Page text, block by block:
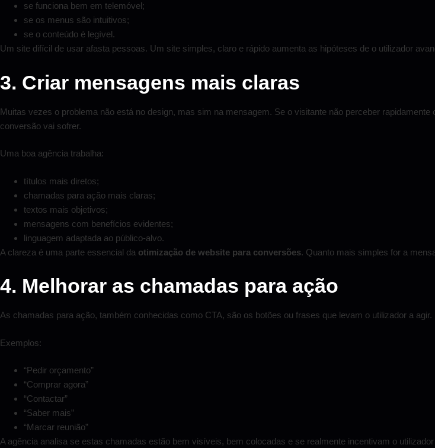
se funciona bem em telemóvel;
se os menus são intuitivos;
se o conteúdo é legível.
Um site difícil de usar afasta pessoas. Um site simples, claro e rápido aumenta as hipóteses de o utilizador
3. Criar mensagens mais claras
Muitas vezes o problema não está no design, mas sim na mensagem. Se o visitante não perceber
conversão vai sofrer.
Uma boa agência trabalha:
títulos mais diretos;
chamadas para ação mais claras;
textos mais objetivos;
mensagens com benefícios evidentes;
linguagem adaptada ao público-alvo.
A clareza é uma parte essencial da otimização de website para conversões. Quanto mais simples for a
4. Melhorar as chamadas para ação
As chamadas para ação, também conhecidas como CTA, são os botões ou frases que levam o utilizador a agir.
Exemplos:
“Pedir orçamento”
“Comprar agora”
“Contactar”
“Saber mais”
“Marcar reunião”
A agência analisa se estas chamadas estão bem visíveis, bem colocadas e se realmente incentivam o